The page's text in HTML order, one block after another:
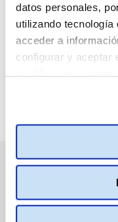
datos personales,
utilizando
acceder a
configurar y aceptar
modificar tus
30 marzo
PRÓXIMOS